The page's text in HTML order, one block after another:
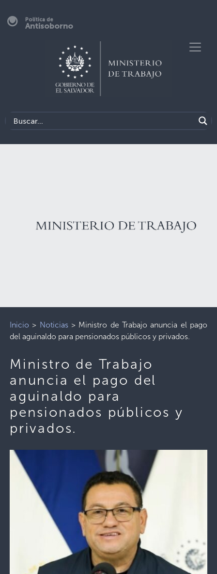
Política de
Antisoborno
Inicio > Noticias> Ministro de Trabajo anuncia el pago
del aguinaldo para pensionados públicos y privados.
Ministro de Trabajo
anuncia el pago del
aguinaldo para
pensionados públicos y
privados.